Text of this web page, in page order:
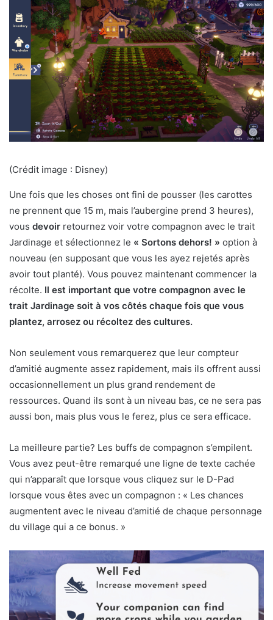
(Crédit image : Disney)
Une fois que les choses ont fini de pousser (les carottes
ne prennent que 15 m, mais l’aubergine prend 3 heures),
vous devoir retournez voir votre compagnon avec le trait
Jardinage et sélectionnez le « Sortons dehors! » option à
nouveau (en supposant que vous les ayez rejetés après
avoir tout planté). Vous pouvez maintenant commencer la
récolte. Il est important que votre compagnon avec le
trait Jardinage soit à vos côtés chaque fois que vous
plantez, arrosez ou récoltez des cultures.
Non seulement vous remarquerez que leur compteur
d’amitié augmente assez rapidement, mais ils offrent aussi
occasionnellement un plus grand rendement de
ressources. Quand ils sont à un niveau bas, ce ne sera pas
aussi bon, mais plus vous le ferez, plus ce sera efficace.
La meilleure partie? Les buffs de compagnon s’empilent.
Vous avez peut-être remarqué une ligne de texte cachée
qui n’apparaît que lorsque vous cliquez sur le D-Pad
lorsque vous êtes avec un compagnon : « Les chances
augmentent avec le niveau d’amitié de chaque personnage
du village qui a ce bonus. »